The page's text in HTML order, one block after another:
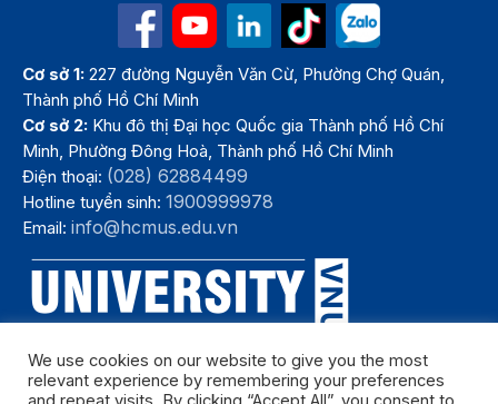
Cơ sở 1: 227 đường Nguyễn Văn Cừ, Phường Chợ Quán,
Thành phố Hồ Chí Minh
Cơ sở 2: Khu đô thị Đại học Quốc gia Thành phố Hồ Chí
Minh, Phường Đông Hoà, Thành phố Hồ Chí Minh
Điện thoại: (028) 62884499
Hotline tuyển sinh:1900999978
Email:info@hcmus.edu.vn
We use cookies on our website to give you the most
relevant experience by remembering your preferences